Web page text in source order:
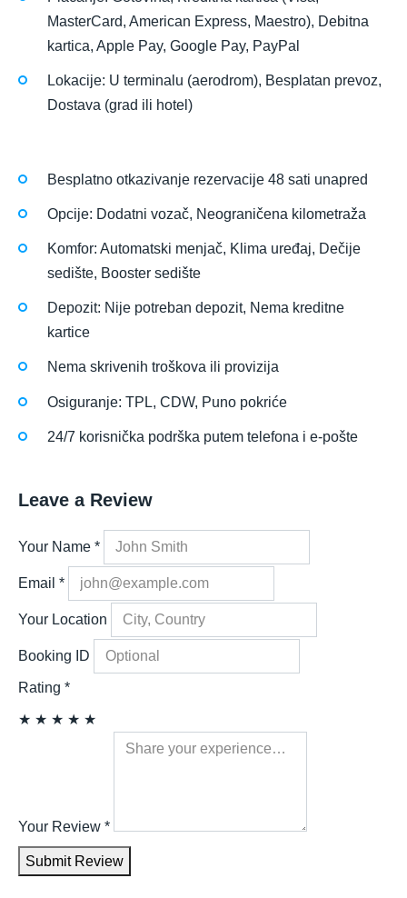
MasterCard, American Express, Maestro), Debitna
kartica, Apple Pay, Google Pay, PayPal
Lokacije: U terminalu (aerodrom), Besplatan prevoz,
Dostava (grad ili hotel)
Besplatno otkazivanje rezervacije 48 sati unapred
Opcije: Dodatni vozač, Neograničena kilometraža
Komfor: Automatski menjač, Klima uređaj, Dečije
sedište, Booster sedište
Depozit: Nije potreban depozit, Nema kreditne
kartice
Nema skrivenih troškova ili provizija
Osiguranje: TPL, CDW, Puno pokriće
24/7 korisnička podrška putem telefona i e-pošte
Leave a Review
Your Name *
Email *
Your Location
Booking ID
Rating *
★ ★ ★ ★ ★
Your Review *
Submit Review